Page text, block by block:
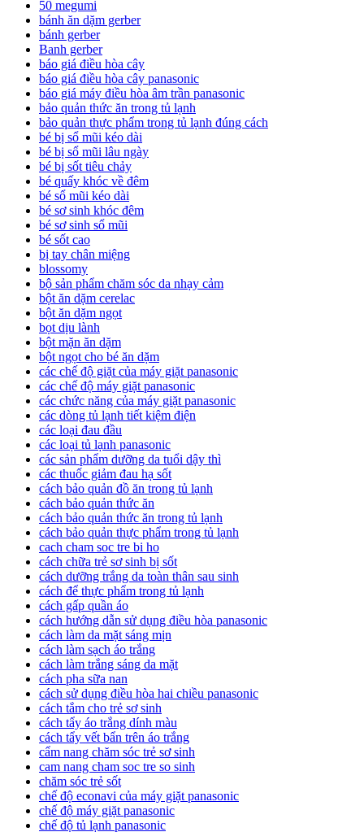
50 megumi
bánh ăn dặm gerber
bánh gerber
Banh gerber
báo giá điều hòa cây
báo giá điều hòa cây panasonic
báo giá máy điều hòa âm trần panasonic
bảo quản thức ăn trong tủ lạnh
bảo quản thực phẩm trong tủ lạnh đúng cách
bé bị sổ mũi kéo dài
bé bị sổ mũi lâu ngày
bé bị sốt tiêu chảy
bé quấy khóc về đêm
bé sổ mũi kéo dài
bé sơ sinh khóc đêm
bé sơ sinh sổ mũi
bé sốt cao
bị tay chân miệng
blossomy
bộ sản phẩm chăm sóc da nhạy cảm
bột ăn dặm cerelac
bột ăn dặm ngọt
bọt dịu lành
bột mặn ăn dặm
bột ngọt cho bé ăn dặm
các chế độ giặt của máy giặt panasonic
các chế độ máy giặt panasonic
các chức năng của máy giặt panasonic
các dòng tủ lạnh tiết kiệm điện
các loại đau đầu
các loại tủ lạnh panasonic
các sản phẩm dưỡng da tuổi dậy thì
các thuốc giảm đau hạ sốt
cách bảo quản đồ ăn trong tủ lạnh
cách bảo quản thức ăn
cách bảo quản thức ăn trong tủ lạnh
cách bảo quản thực phẩm trong tủ lạnh
cach cham soc tre bi ho
cách chữa trẻ sơ sinh bị sốt
cách dưỡng trắng da toàn thân sau sinh
cách để thực phẩm trong tủ lạnh
cách gấp quần áo
cách hướng dẫn sử dụng điều hòa panasonic
cách làm da mặt sáng mịn
cách làm sạch áo trắng
cách làm trắng sáng da mặt
cách pha sữa nan
cách sử dụng điều hòa hai chiều panasonic
cách tắm cho trẻ sơ sinh
cách tẩy áo trắng dính màu
cách tẩy vết bẩn trên áo trắng
cẩm nang chăm sóc trẻ sơ sinh
cam nang cham soc tre so sinh
chăm sóc trẻ sốt
chế độ econavi của máy giặt panasonic
chế độ máy giặt panasonic
chế độ tủ lạnh panasonic